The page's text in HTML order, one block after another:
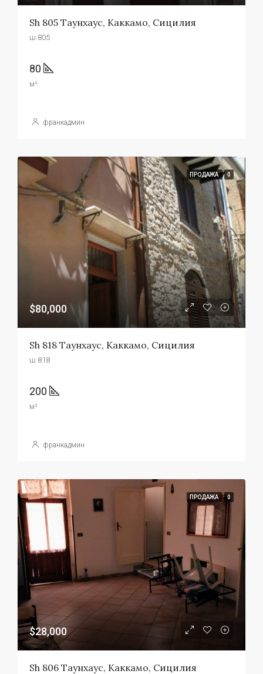
Sh 805 Таунхаус, Каккамо, Сицилия
ш 805
80
м²
франкадмин
ПРОДАЖА 0
$80,000
Sh 818 Таунхаус, Каккамо, Сицилия
ш 818
200
м²
франкадмин
ПРОДАЖА 0
$28,000
Sh 806 Таунхаус, Каккамо, Сицилия